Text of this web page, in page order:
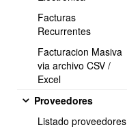
Facturas
Recurrentes
Facturacion Masiva
via archivo CSV /
Excel
Proveedores
Listado proveedores